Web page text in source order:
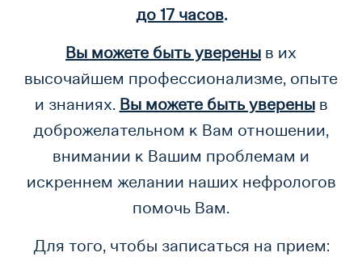
до 17 часов.
Вы можете быть уверены в их
высочайшем профессионализме, опыте
и знаниях. Вы можете быть увереныв
доброжелательном к Вам отношении,
внимании к Вашим проблемам и
искреннем желании наших нефрологов
помочь Вам.
Для того, чтобы записаться на прием: